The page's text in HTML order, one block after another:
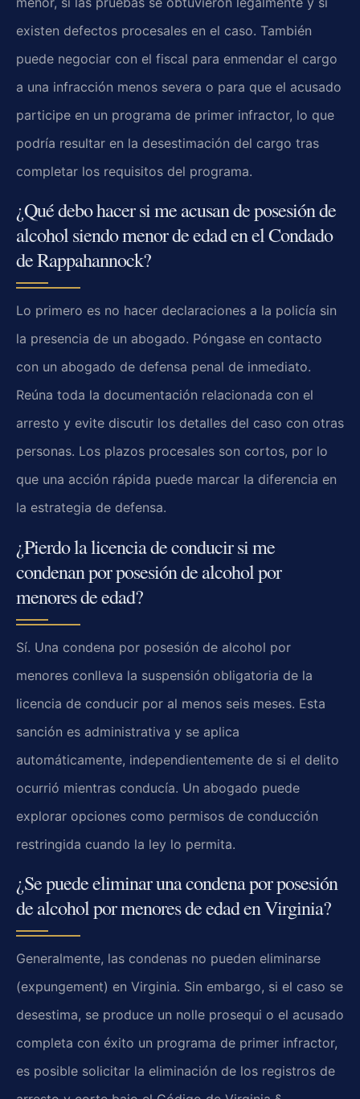
existen defectos procesales en el caso. También
puede negociar con el fiscal para enmendar el cargo
a una infracción menos severa o para que el acusado
participe en un programa de primer infractor, lo que
podría resultar en la desestimación del cargo tras
completar los requisitos del programa.
¿Qué debo hacer si me acusan de posesión de
alcohol siendo menor de edad en el Condado
de Rappahannock?
Lo primero es no hacer declaraciones a la policía sin
la presencia de un abogado. Póngase en contacto
con un abogado de defensa penal de inmediato.
Reúna toda la documentación relacionada con el
arresto y evite discutir los detalles del caso con otras
personas. Los plazos procesales son cortos, por lo
que una acción rápida puede marcar la diferencia en
la estrategia de defensa.
¿Pierdo la licencia de conducir si me
condenan por posesión de alcohol por
menores de edad?
Sí. Una condena por posesión de alcohol por
menores conlleva la suspensión obligatoria de la
licencia de conducir por al menos seis meses. Esta
sanción es administrativa y se aplica
automáticamente, independientemente de si el delito
ocurrió mientras conducía. Un abogado puede
explorar opciones como permisos de conducción
restringida cuando la ley lo permita.
¿Se puede eliminar una condena por posesión
de alcohol por menores de edad en Virginia?
Generalmente, las condenas no pueden eliminarse
(expungement) en Virginia. Sin embargo, si el caso se
desestima, se produce un nolle prosequi o el acusado
completa con éxito un programa de primer infractor,
es posible solicitar la eliminación de los registros de